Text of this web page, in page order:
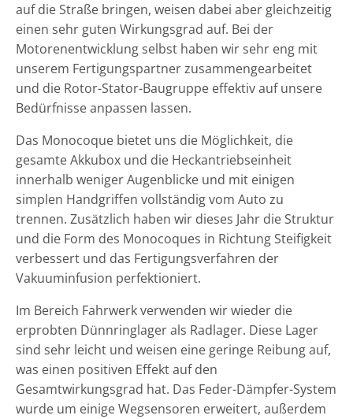
auf die Straße bringen, weisen dabei aber gleichzeitig
einen sehr guten Wirkungsgrad auf. Bei der
Motorenentwicklung selbst haben wir sehr eng mit
unserem Fertigungspartner zusammengearbeitet
und die Rotor-Stator-Baugruppe effektiv auf unsere
Bedürfnisse anpassen lassen.
Das Monocoque bietet uns die Möglichkeit, die
gesamte Akkubox und die Heckantriebseinheit
innerhalb weniger Augenblicke und mit einigen
simplen Handgriffen vollständig vom Auto zu
trennen. Zusätzlich haben wir dieses Jahr die Struktur
und die Form des Monocoques in Richtung Steifigkeit
verbessert und das Fertigungsverfahren der
Vakuuminfusion perfektioniert.
Im Bereich Fahrwerk verwenden wir wieder die
erprobten Dünnringlager als Radlager. Diese Lager
sind sehr leicht und weisen eine geringe Reibung auf,
was einen positiven Effekt auf den
Gesamtwirkungsgrad hat. Das Feder-Dämpfer-System
wurde um einige Wegsensoren erweitert, außerdem